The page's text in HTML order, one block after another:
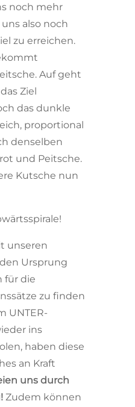
noch mehr
also noch
zu erreichen.
Auf geht
Ziel
das dunkle
proportional
denselben
und Peitsche.
Kutsche nun
unseren
Ursprung
für die
zu finden
UNTER-
ins
haben diese
an Kraft
uns durch
Zudem können